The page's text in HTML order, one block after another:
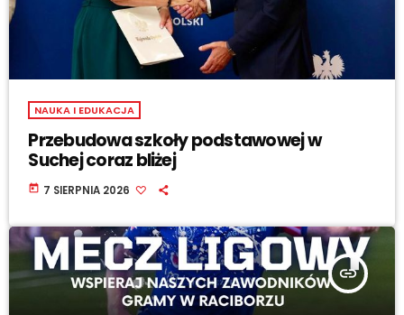
NAUKA I EDUKACJA
Przebudowa szkoły podstawowej w
Suchej coraz bliżej
today 7 SIERPNIA 2026
insert_link